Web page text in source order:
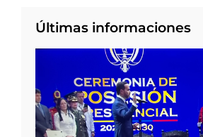
Últimas informaciones